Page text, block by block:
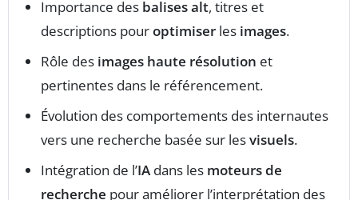
Importance des balises alt, titres et
descriptions pouroptimiser les images.
Rôle des images haute résolution et
pertinentes dans le référencement.
Évolution des comportements des internautes
vers une recherche basée sur lesvisuels.
Intégration de l’IA dans les moteurs de
recherche pour améliorer l’interprétation des